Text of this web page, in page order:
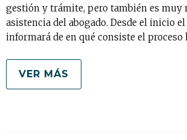
gestión y trámite, pero también es muy
asistencia del abogado. Desde el inicio
informará de en qué consiste el proceso
VER MÁS